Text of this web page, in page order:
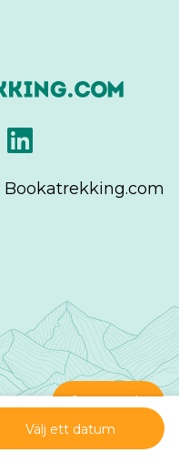
Välj ett datum
Bookatrekking.com